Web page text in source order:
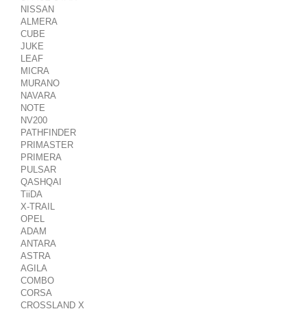
NISSAN
ALMERA
CUBE
JUKE
LEAF
MICRA
MURANO
NAVARA
NOTE
NV200
PATHFINDER
PRIMASTER
PRIMERA
PULSAR
QASHQAI
TiiDA
X-TRAIL
OPEL
ADAM
ANTARA
ASTRA
AGILA
COMBO
CORSA
CROSSLAND X